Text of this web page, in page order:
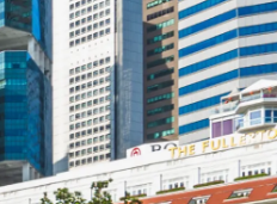
【日系/建設の海外求人】施工
（大手ゼネコン/福利厚生充実